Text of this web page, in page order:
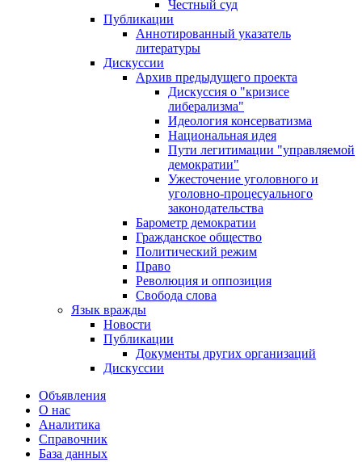
Честный суд
Публикации
Аннотированный указатель
литературы
Дискуссии
Архив предыдущего проекта
Дискуссия о "кризисе
либерализма"
Идеология консерватизма
Национальная идея
Пути легитимации "управляемой
демократии"
Ужесточение уголовного и
уголовно-процесуального
законодательства
Барометр демократии
Гражданское общество
Политический режим
Право
Революция и оппозиция
Свобода слова
Язык вражды
Новости
Публикации
Документы других организаций
Дискуссии
Объявления
О нас
Аналитика
Справочник
База данных